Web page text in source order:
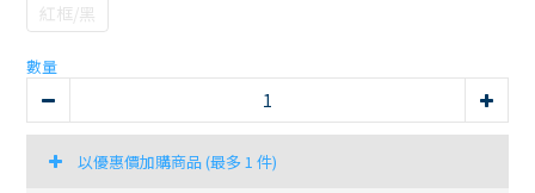
紅框/黑
數量
以優惠價加購商品(最多 1 件)